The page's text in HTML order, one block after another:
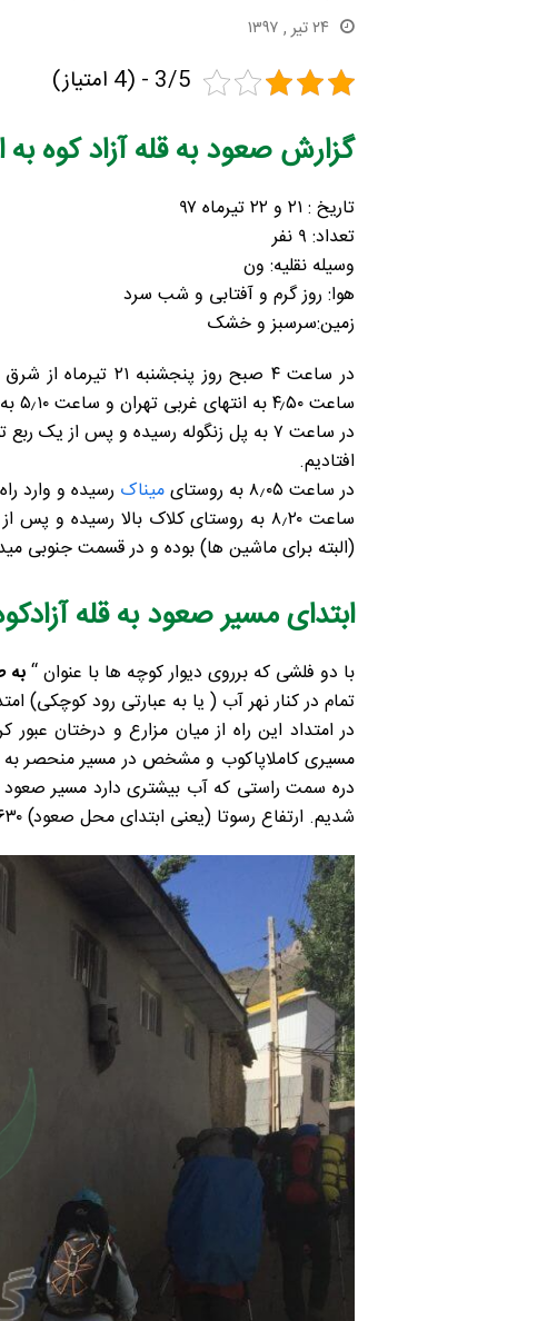
۲۴ تیر , ۱۳۹۷
3/5 - (4 امتیاز)
گزارش صعود به قله آزاد کوه به ارتفاع
تاریخ : ۲۱ و ۲۲ تیرماه ۹۷
تعداد: ۹ نفر
وسیله نقلیه: ون
هوا: روز گرم و آفتابی و شب سرد
زمین:سرسبز و خشک
در ساعت ۴ صبح
ساعت ۴٫۵۰ به انتهای غربی تهران و ساعت ۵٫۱۰ به ابتدای ورودی به جاده چالوس منشعب از بزرگراه تهران-کرج رسیدیم.
افتادیم.
در ساعت ۸٫۰۵ به روستای
میناک رسیده و وارد
(البته برای ماشین ها) بوده و در قسمت جنوبی
ابتدای مسیر صعود به قله
با دو فلشی که برروی دیوار کوچه ها با عنوان “به
تمام در کنار نهر آب ( یا به عبارتی رود کوچکی)
در امتداد این راه از میان مزارع و درختان
شدیم. ارتفاع رسوتا (یعنی ابتدای محل صعود) ۲۶۳۰ متر و ارتفاع محل صرف صبحانه ۲۸۳۰ متر می باشد.